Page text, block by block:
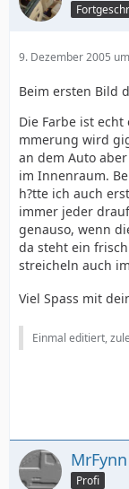
9. Dezember 2005
Beim ersten Bild
Die Farbe ist
mmerung wird
an dem Auto
im Innenraum.
h?tte ich auch
immer jeder
genauso, wenn
da steht ein
streicheln auch
Viel Spass mit
Einmal editiert,
MrFynn
Profi